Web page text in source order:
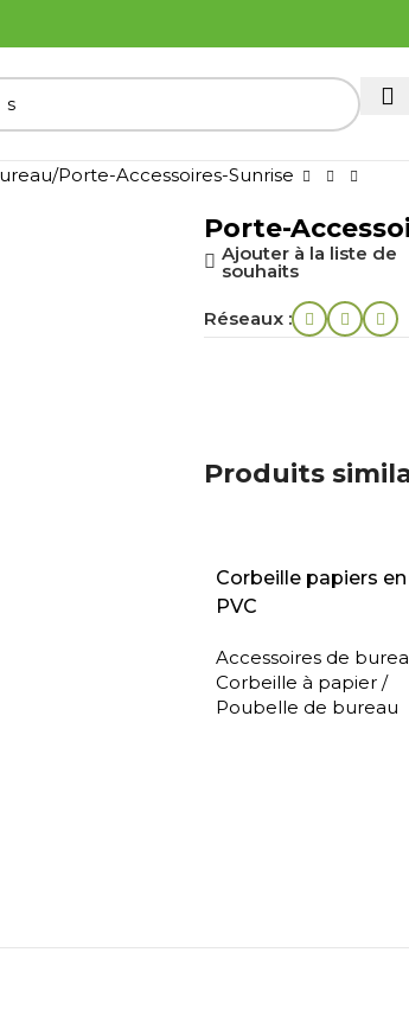
Porte-Accessoires-Sunrise
Porte-
Ajouter à la liste de
souhaits
Réseaux :
Produits
Corbeille papiers en
PVC
Accessoires de
Corbeille à papier /
Poubelle de bureau